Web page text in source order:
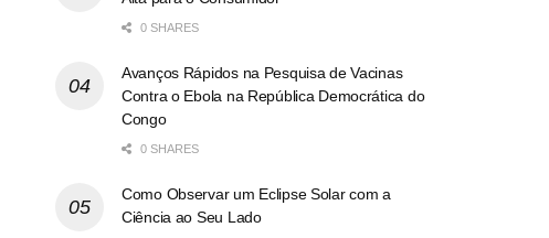
0 SHARES
Avanços Rápidos na Pesquisa de Vacinas
Contra o Ebola na República Democrática do
Congo
0 SHARES
Como Observar um Eclipse Solar com a
Ciência ao Seu Lado